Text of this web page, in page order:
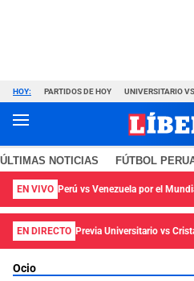
HOY: PARTIDOS DE HOY UNIVERSITARIO
ÚLTIMAS NOTICIAS FÚTBOL
EN VIVO Perú vs Venezuela por el
EN DIRECTO Previa Universitario vs
Ocio